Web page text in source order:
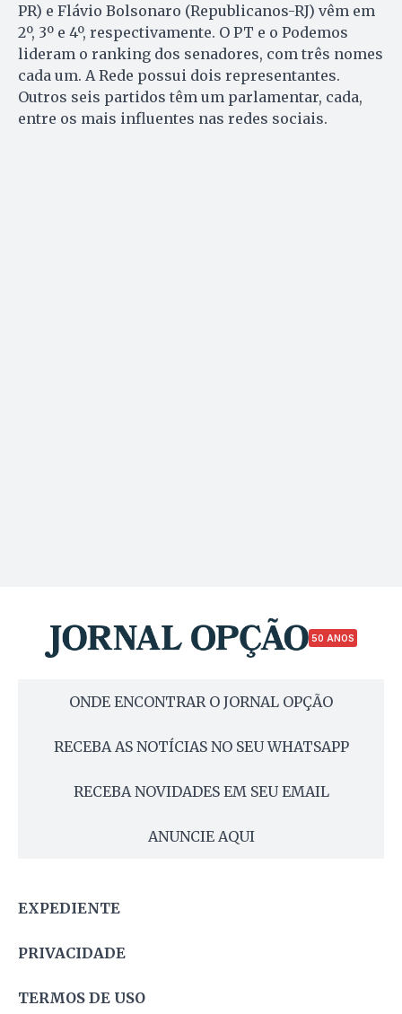
PR) e Flávio Bolsonaro (Republicanos-RJ) vêm em
2º, 3º e 4º, respectivamente. O PT e o Podemos
lideram o ranking dos senadores, com três nomes
cada um. A Rede possui dois representantes.
Outros seis partidos têm um parlamentar, cada,
entre os mais influentes nas redes sociais.
50 ANOS
ONDE ENCONTRAR O JORNAL OPÇÃO
RECEBA AS NOTÍCIAS NO SEU WHATSAPP
RECEBA NOVIDADES EM SEU EMAIL
ANUNCIE AQUI
EXPEDIENTE
PRIVACIDADE
TERMOS DE USO